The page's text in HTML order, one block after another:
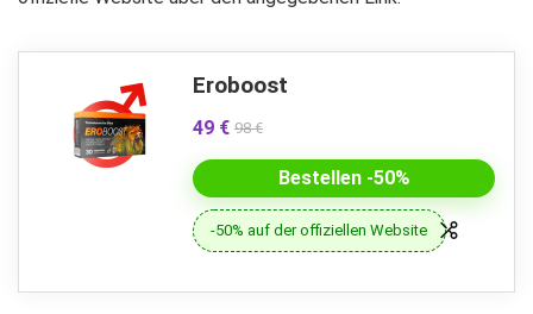
Eroboost
49 € 98 €
Bestellen -50%
-50% auf der offiziellen Website